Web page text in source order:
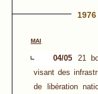
1976
MAI
04/05
21
visant des
de libération